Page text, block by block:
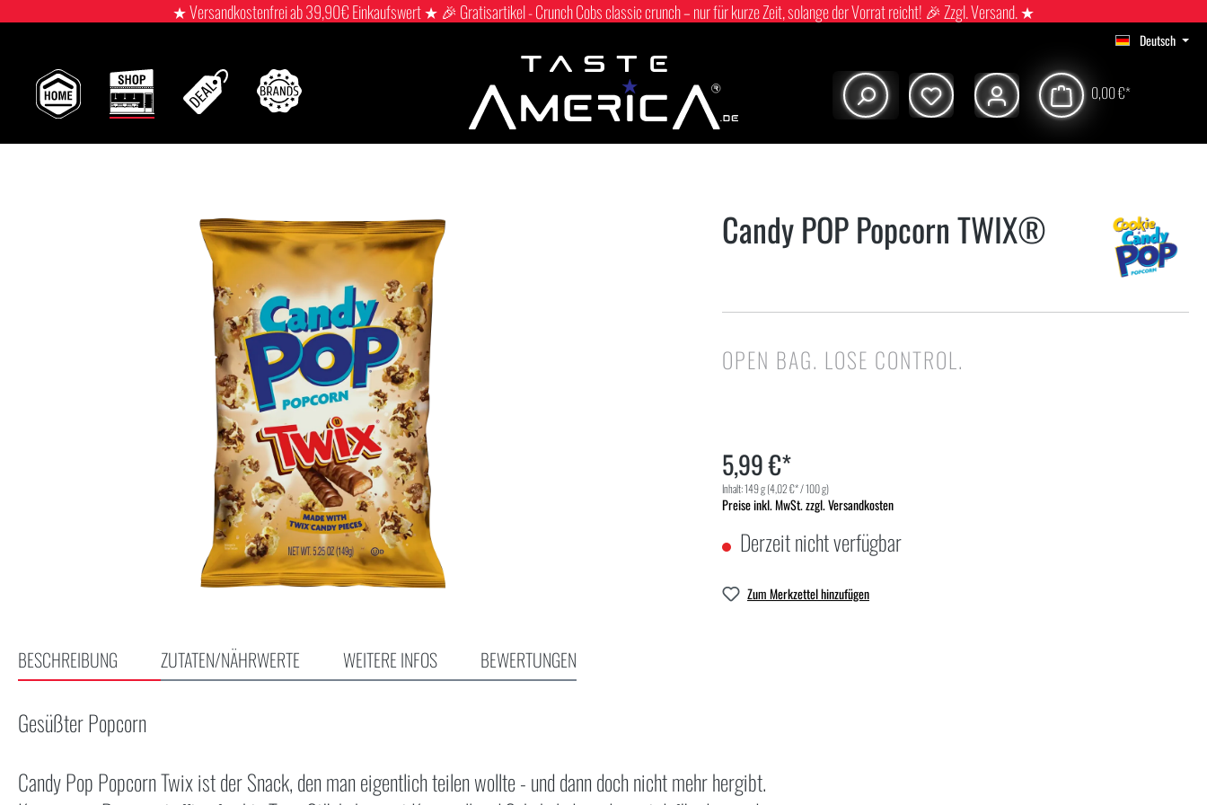
★ Versandkostenfrei ab 39,90€ Einkaufswert ★ 🎉 Gratisartikel - Crunch Cobs classic crunch – nur für kurze Zeit, solange der Vorrat reicht! 🎉 Zzgl. Versand. ★
Deutsch
0,00 €*
Candy POP Popcorn TWIX®
OPEN BAG. LOSE CONTROL.
5,99 €*
Inhalt:149 g(4,02 €* / 100 g)
Preise inkl. MwSt. zzgl. Versandkosten
Derzeit nicht verfügbar
Zum Merkzettel hinzufügen
BESCHREIBUNG ZUTATEN/NÄHRWERTE WEITERE INFOS BEWERTUNGEN
Gesüßter Popcorn
Candy Pop Popcorn Twix ist der Snack, den man eigentlich teilen wollte - und dann doch nicht mehr hergibt.